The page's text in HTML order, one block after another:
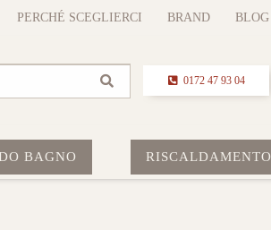
BLOG
BRAND
PERCHÉ SCEGLIERCI
0172 47 93 04
RISCALDAMENTO
BAGNO